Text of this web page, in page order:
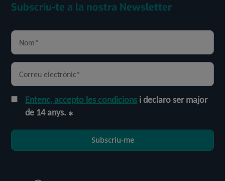
Subscriu-te a la nostra Newsletter
Entenc, accepto les condicions i declaro ser major
de 14 anys.
Subscriu-me